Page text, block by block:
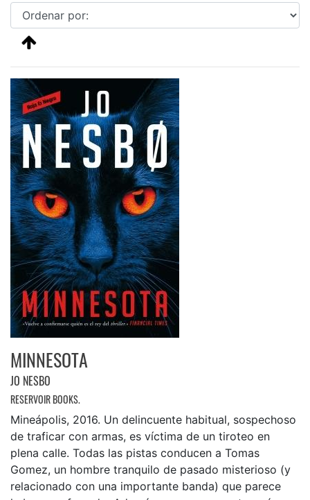
MINNESOTA
JO NESBO
RESERVOIR BOOKS.
Mineápolis, 2016. Un delincuente habitual, sospechoso
de traficar con armas, es víctima de un tiroteo en
plena calle. Todas las pistas conducen a Tomas
Gomez, un hombre tranquilo de pasado misterioso (y
relacionado con una importante banda) que parece